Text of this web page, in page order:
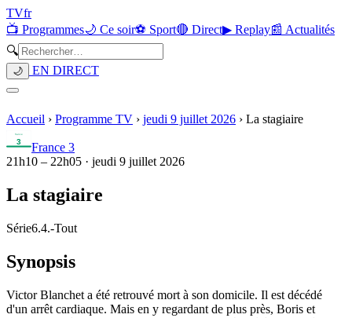
TVfr
📺 Programmes🌙 Ce soir⚽ Sport🔴 Direct▶ Replay📰 Actualités
🔍
🌙 EN DIRECT
Accueil › Programme TV › jeudi 9 juillet 2026 › La stagiaire
France 3
21h10 – 22h05 · jeudi 9 juillet 2026
La stagiaire
Série6.4.-Tout
Synopsis
Victor Blanchet a été retrouvé mort à son domicile. Il est décédé
d'un arrêt cardiaque. Mais en y regardant de plus près, Boris et